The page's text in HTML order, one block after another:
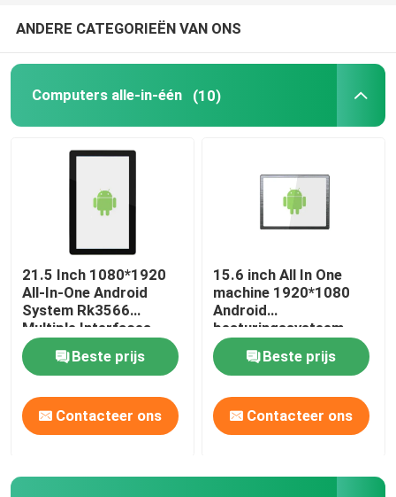
Automobiellcd Vertoning
Hoge Helderheidslcd Vertoning
TFT LCD-Controlemechanisme Board
Karakter LCD-displaymodule
ANDERE CATEGORIEËN VAN ONS
Computers alle-in-één (10)
21.5 Inch 1080*1920
All-In-One Android
System Rk3566
Multiple Interfaces
Adjustable Brightness
Beste prijs
Contacteer ons
15.6 inch All In One
machine 1920*1080
Android
besturingssysteem
Ondersteuning
Meerdere interfaces
Meerdere talen
Beste prijs
Contacteer ons